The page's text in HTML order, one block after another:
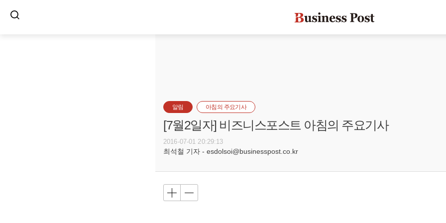
알림 아침의 주요기사
[7월2일자] 비즈니스포스트 아침의 주요기사
2016-07-01 20:29:13
최석철 기자 - esdolsoi@businesspost.co.kr